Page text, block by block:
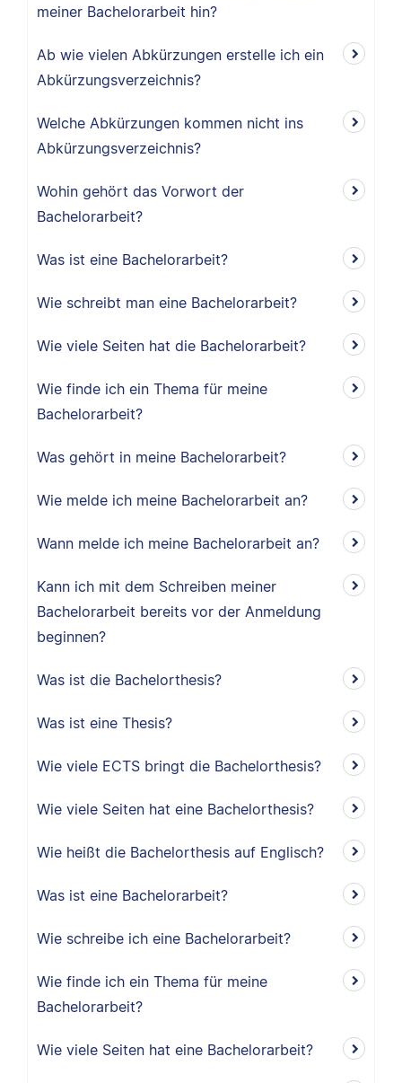
meiner Bachelorarbeit hin?
Ab wie vielen Abkürzungen erstelle ich ein
Abkürzungsverzeichnis?
Welche Abkürzungen kommen nicht ins
Abkürzungsverzeichnis?
Wohin gehört das Vorwort der
Bachelorarbeit?
Was ist eine Bachelorarbeit?
Wie schreibt man eine Bachelorarbeit?
Wie viele Seiten hat die Bachelorarbeit?
Wie finde ich ein Thema für meine
Bachelorarbeit?
Was gehört in meine Bachelorarbeit?
Wie melde ich meine Bachelorarbeit an?
Wann melde ich meine Bachelorarbeit an?
Kann ich mit dem Schreiben meiner
Bachelorarbeit bereits vor der Anmeldung
beginnen?
Was ist die Bachelorthesis?
Was ist eine Thesis?
Wie viele ECTS bringt die Bachelorthesis?
Wie viele Seiten hat eine Bachelorthesis?
Wie heißt die Bachelorthesis auf Englisch?
Was ist eine Bachelorarbeit?
Wie schreibe ich eine Bachelorarbeit?
Wie finde ich ein Thema für meine
Bachelorarbeit?
Wie viele Seiten hat eine Bachelorarbeit?